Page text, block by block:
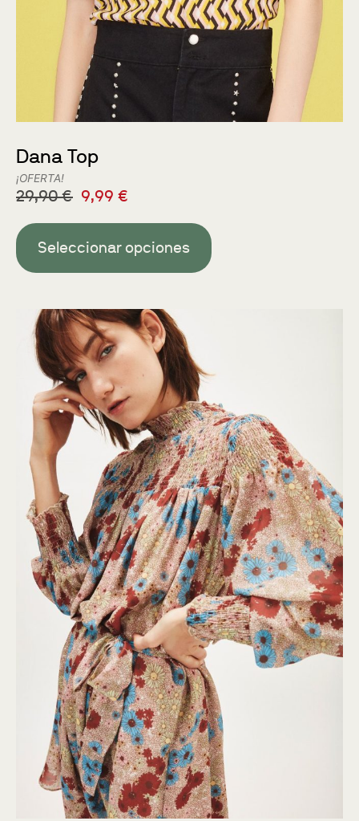
¡OFERTA!
Dana Top
29,90€ 9,99 €
Seleccionar opciones